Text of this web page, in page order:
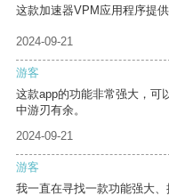
这款加速器VPM应用程序提
2024-09-21
游客
这款app的功能非常强大，可
中游刃有余。
2024-09-21
游客
我一直在寻找一款功能强大